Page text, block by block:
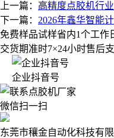
上一篇： 高精度点胶机行
下一篇： 2026年鑫华智能
免费样品试样省内1个工作
交货期准时7×24小时售后
企业抖音号
微信扫一扫
东莞市穰金自动化科技有